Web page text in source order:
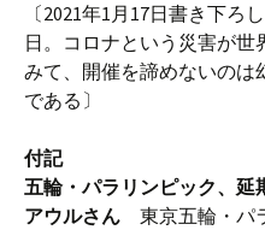
〔2021年1月17日書き下
日。コロナという災害が
みて、開催を諦めないのは
である〕
付記
五輪・パラリンピック、延
アウルさん 東京五輪・パ